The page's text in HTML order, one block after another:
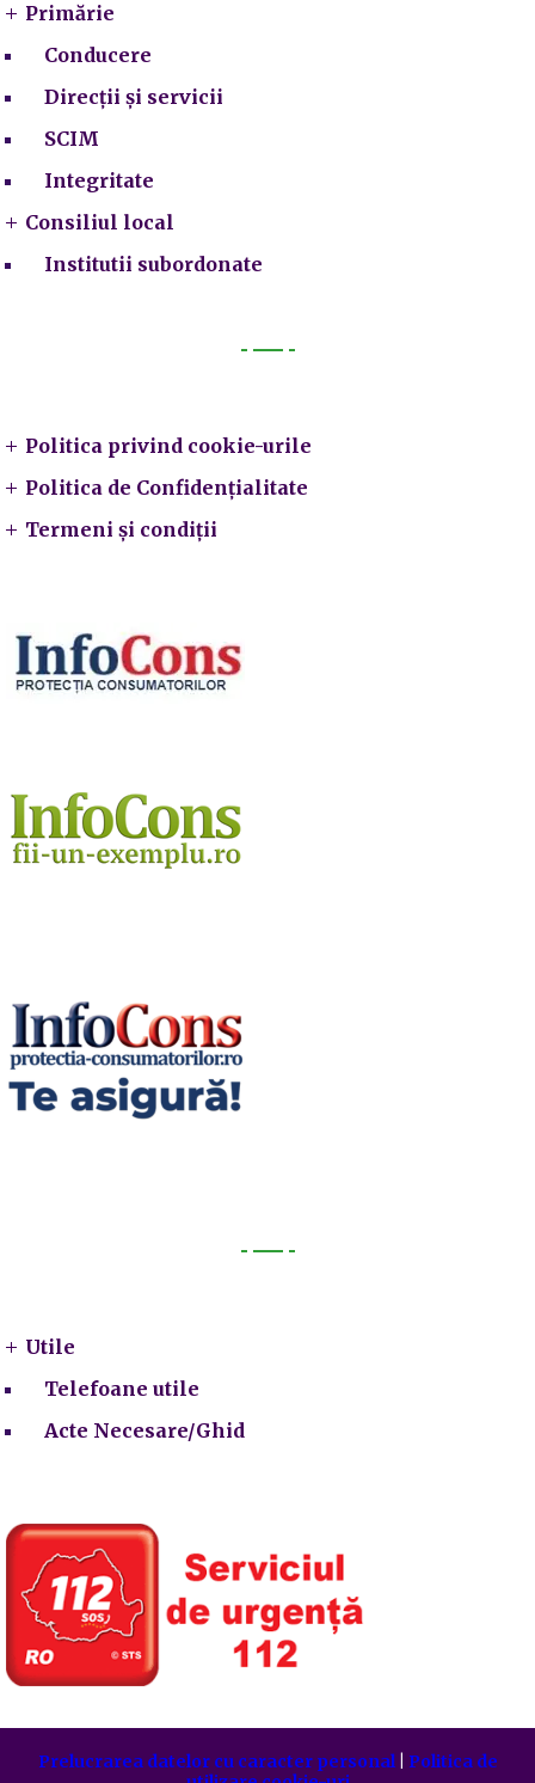
Primărie
Conducere
Direcții și servicii
SCIM
Integritate
Consiliul local
Institutii subordonate
Politica privind cookie-urile
Politica de Confidențialitate
Termeni și condiții
Utile
Telefoane utile
Acte Necesare/Ghid
Prelucrarea datelor cu caracter personal| Politica de